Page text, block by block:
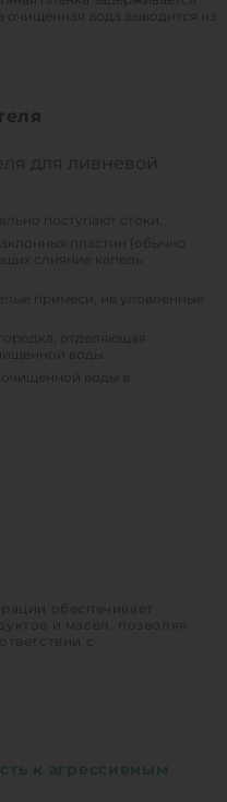
вода выводится из
для ливневой
поступают стоки.
пластин (обычно
слияние капель
примеси, не уловленные
отделяющая
воды.
воды в
обеспечивает
и масел, позволяя
с
к агрессивным